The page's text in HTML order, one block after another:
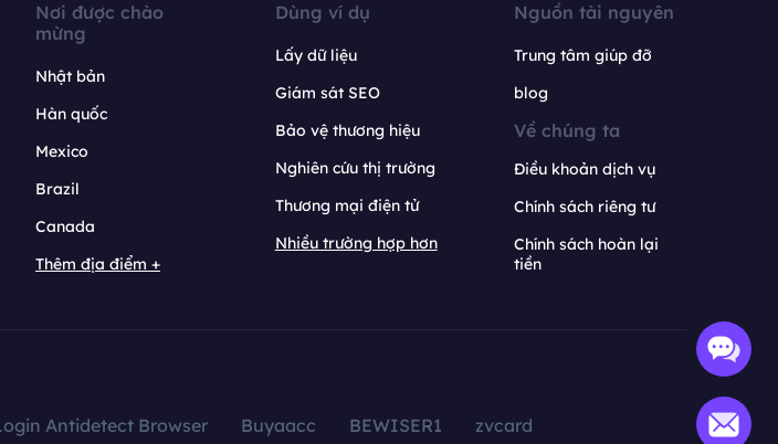
Nơi được chào
mừng
Nhật bản
Hàn quốc
Mexico
Brazil
Canada
Thêm địa điểm +
Dùng ví dụ
Lấy dữ liệu
Giám sát SEO
Bảo vệ thương hiệu
Nghiên cứu thị trường
Thương mại điện tử
Nhiều trường hợp hơn
Nguồn tài nguyên
Trung tâm giúp đỡ
blog
Về chúng ta
Điều khoản dịch vụ
Chính sách riêng tư
Chính sách hoàn lại
tiền
Antidetect Browser Buyaacc BEWISER1 zvcard